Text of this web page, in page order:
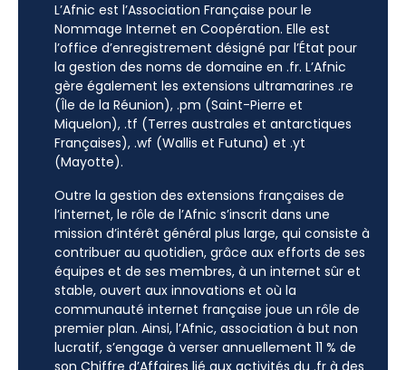
L’Afnic est l’Association Française pour le
Nommage Internet en Coopération. Elle est
l’office d’enregistrement désigné par l’État pour
la gestion des noms de domaine en .fr. L’Afnic
gère également les extensions ultramarines .re
(Île de la Réunion), .pm (Saint-Pierre et
Miquelon), .tf (Terres australes et antarctiques
Françaises), .wf (Wallis et Futuna) et .yt
(Mayotte).
Outre la gestion des extensions françaises de
l’internet, le rôle de l’Afnic s’inscrit dans une
mission d’intérêt général plus large, qui consiste à
contribuer au quotidien, grâce aux efforts de ses
équipes et de ses membres, à un internet sûr et
stable, ouvert aux innovations et où la
communauté internet française joue un rôle de
premier plan. Ainsi, l’Afnic, association à but non
lucratif, s’engage à verser annuellement 11 % de
son Chiffre d’Affaires lié aux activités du .fr à des